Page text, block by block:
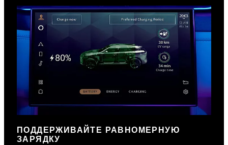
ПОДДЕРЖИВАЙТЕ РАВНОМЕРНУЮ
ЗАРЯДКУ